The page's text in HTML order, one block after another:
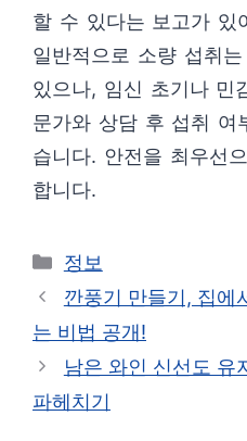
할 수 있다는 보고가 있
일반적으로 소량 섭취
있으나, 임신 초기나 민
문가와 상담 후 섭취 여
습니다. 안전을 최우선
합니다.
카
테
리
정보
깐풍기 만들기, 집에
는 비법 공개!
남은 와인 신선도 유
파헤치기